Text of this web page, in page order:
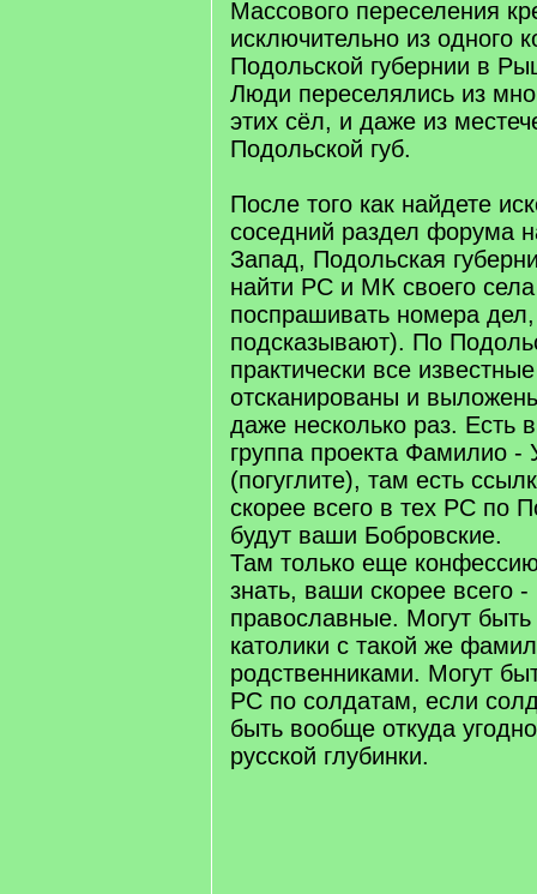
Массового переселения
исключительно из одного
Подольской губернии в
Люди переселялись из
этих сёл, и даже из
Подольской губ.
После того как найдете
соседний раздел форума
Запад, Подольская
найти РС и МК своего
поспрашивать номера
подсказывают). По
практически все
отсканированы и
даже несколько раз. Есть
группа проекта Фамилио -
(погуглите), там есть
скорее всего в тех РС по
будут ваши Бобровские.
Там только еще
знать, ваши скорее всего -
православные. Могут
католики с такой же
родственниками. Могут
РС по солдатам, если
быть вообще откуда
русской глубинки.